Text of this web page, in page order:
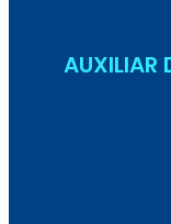
AUXILIAR